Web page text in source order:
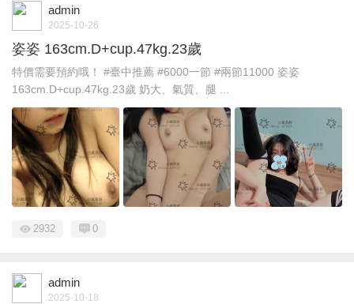
admin
2025-10-26
姿姿 163cm.D+cup.47kg.23歲
特價需要預約哦！ #臺中推薦 #6000一節 #兩節11000 姿姿
163cm.D+cup.47kg.23歲 奶大、氣質、腿 ...
2932 0
admin
2025-10-18